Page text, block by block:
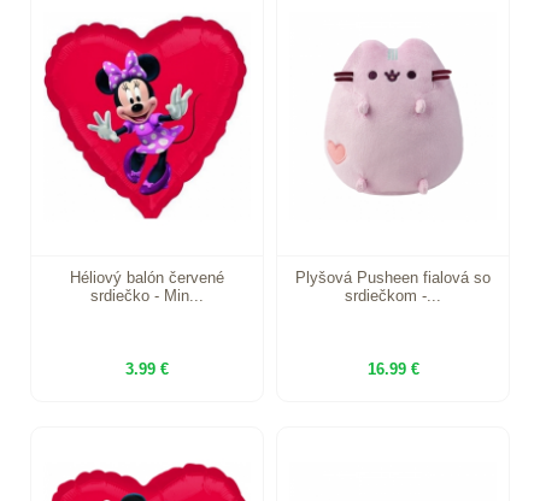
Héliový balón červené
srdiečko - Min...
3.99 €
Plyšová Pusheen fialová so
srdiečkom -...
16.99 €